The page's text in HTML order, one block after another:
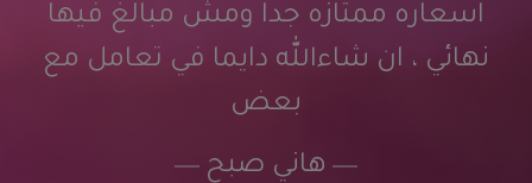
اسعاره ممتازه جداً ومش مبالغ فيها
نهائي ، ان شاءالله دايما في تعامل مع
بعض
هاني صبح